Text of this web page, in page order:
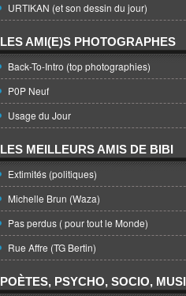
URTIKAN (et son dessin du jour)
LES AMI(E)S PHOTOGRAPHES
Back-To-Intro (top photographies)
P0P Neuf
Usage du Jour
LES MEILLEURS AMIS DE BIBI
Extimités (politiques)
Michelle Brun (Waza)
Pas perdus ( pour tout le Monde)
Rue Affre (TG Bertin)
POÈTES, PSYCHO, SOCIO,